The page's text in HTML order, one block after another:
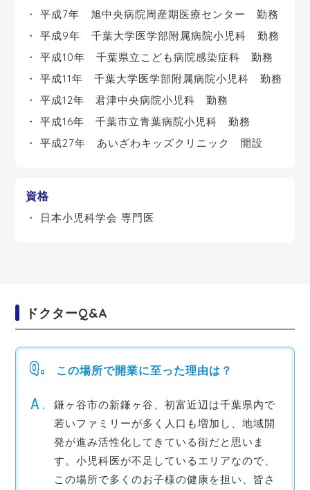
平成7年 旭中央病院周産期医療センター 勤務
平成9年 千葉大学医学部附属病院小児科 勤務
平成10年 千葉県立こども病院感染症科 勤務
平成11年 千葉大学医学部附属病院小児科 勤務
平成12年 君津中央病院小児科 勤務
平成16年 千葉市立青葉病院小児科 勤務
平成27年 あいざわキッズクリニック 開設
資格
日本小児科学会 専門医
ドクターQ&A
この場所で開業に至った理由は？
鎌ヶ谷市の新鎌ヶ谷、初富近辺は千葉県内で
若いファミリーが多く人口も増加し、地域開
発が進み活性化してきている街だと思いま
す。小児科医が不足しているエリアなので、
この場所で多くのお子様の健康を担い、皆さ